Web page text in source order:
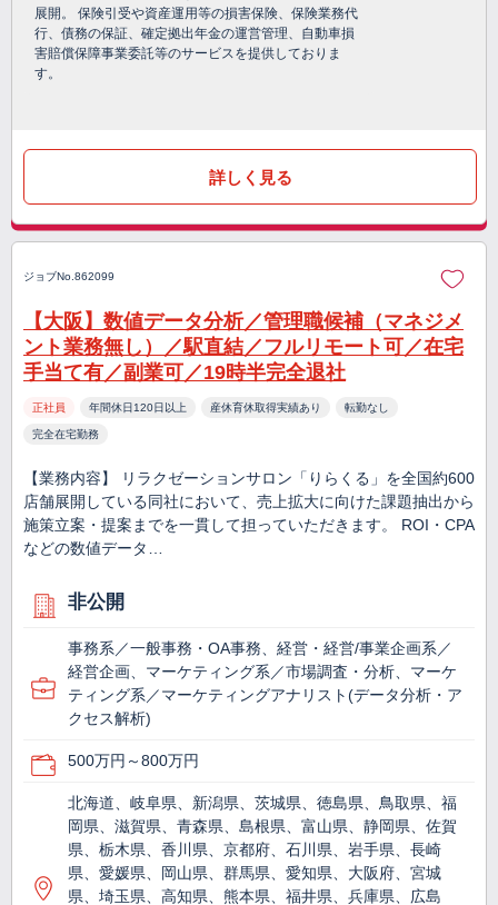
展開。 保険引受や資産運用等の損害保険、保険業務代
行、債務の保証、確定拠出年金の運営管理、自動車損
害賠償保障事業委託等のサービスを提供しておりま
す。
詳しく見る
ジョブNo.862099
【大阪】数値データ分析／管理職候補（マネジメ
ント業務無し）／駅直結／フルリモート可／在宅
手当て有／副業可／19時半完全退社
正社員 年間休日120日以上 産休育休取得実績あり 転勤なし
完全在宅勤務
【業務内容】 リラクゼーションサロン「りらくる」を全国約600
店舗展開している同社において、売上拡大に向けた課題抽出から
施策立案・提案までを一貫して担っていただきます。 ROI・CPA
などの数値データ…
非公開
事務系／一般事務・OA事務、経営・経営/事業企画系／
経営企画、マーケティング系／市場調査・分析、マーケ
ティング系／マーケティングアナリスト(データ分析・ア
クセス解析)
500万円～800万円
北海道、岐阜県、新潟県、茨城県、徳島県、鳥取県、福
岡県、滋賀県、青森県、島根県、富山県、静岡県、佐賀
県、栃木県、香川県、京都府、石川県、岩手県、長崎
県、愛媛県、岡山県、群馬県、愛知県、大阪府、宮城
県、埼玉県、高知県、熊本県、福井県、兵庫県、広島